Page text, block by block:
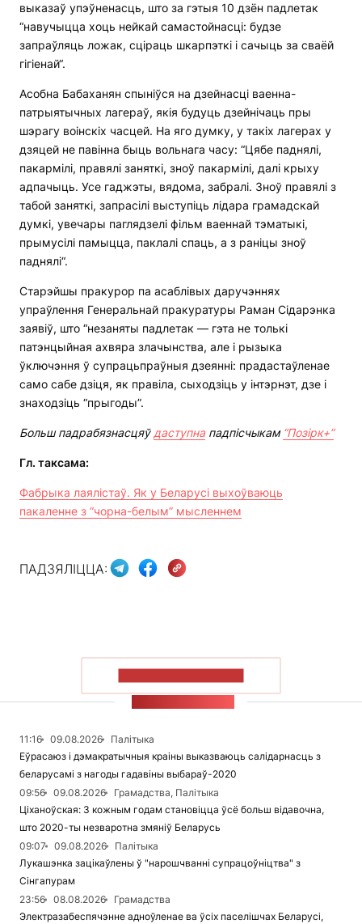
выказаў упэўненасць, што за гэтыя 10 дзён падлетак
“навучыцца хоць нейкай самастойнасці: будзе
запраўляць ложак, сціраць шкарпэткі і сачыць за сваёй
гігіенай“.
Асобна Бабаханян спыніўся на дзейнасці ваенна-
патрыятычных лагераў, якія будуць дзейнічаць пры
шэрагу воінскіх часцей. На яго думку, у такіх лагерах у
дзяцей не павінна быць вольнага часу: “Цябе паднялі,
пакармілі, правялі заняткі, зноў пакармілі, далі крыху
адпачыць. Усе гаджэты, вядома, забралі. Зноў правялі з
табой заняткі, запрасілі выступіць лідара грамадскай
думкі, увечары паглядзелі фільм ваеннай тэматыкі,
прымусілі памыцца, паклалі спаць, а з раніцы зноў
паднялі“.
Старэйшы пракурор па асаблівых даручэннях
упраўлення Генеральнай пракуратуры Раман Сідарэнка
заявіў, што “незаняты падлетак — гэта не толькі
патэнцыйная ахвяра злачынства, але і рызыка
ўключэння ў супрацьпраўныя дзеянні: прадастаўленае
само сабе дзіця, як правіла, сыходзіць у інтэрнэт, дзе і
знаходзіць “прыгоды”.
Больш падрабязнасцяў даступнападпісчыкам “Позірк+”
Гл. таксама:
Фабрыка лаялістаў. Як у Беларусі выхоўваюць
пакаленне з “чорна-белым” мысленнем
ПАДЗЯЛІЦЦА:
11:16 09.08.2026
Палітыка
Еўрасаюз і дэмакратычныя краіны выказваюць салідарнасць з
беларусамі з нагоды гадавіны выбараў-2020
09:56
09.08.2026
Грамадства, Палітыка
Ціханоўская: З кожным годам становіцца ўсё больш відавочна,
што 2020-ты незваротна змяніў Беларусь
09:07
09.08.2026
Палітыка
Лукашэнка зацікаўлены ў "нарошчванні супрацоўніцтва" з
Сінгапурам
23:56
08.08.2026
Грамадства
Электразабеспячэнне адноўленае ва ўсіх паселішчах Беларусі,